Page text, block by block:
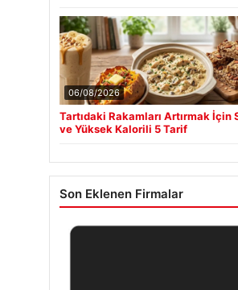
06/08/2026
Tartıdaki Rakamları Artırmak İçin
ve Yüksek Kalorili 5 Tarif
Son Eklenen Firmalar